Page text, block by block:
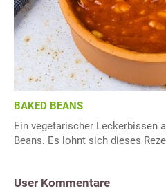
BAKED BEANS
Ein vegetarischer Leckerbissen
Beans. Es lohnt sich dieses
User Kommentare